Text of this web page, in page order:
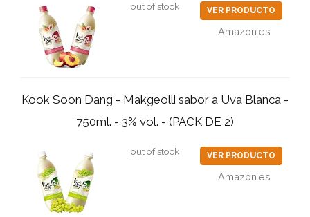
out of stock VER PRODUCTO
Amazon.es
Kook Soon Dang - Makgeolli sabor a Uva Blanca -
750ml. - 3% vol. - (PACK DE 2)
out of stock VER PRODUCTO
Amazon.es